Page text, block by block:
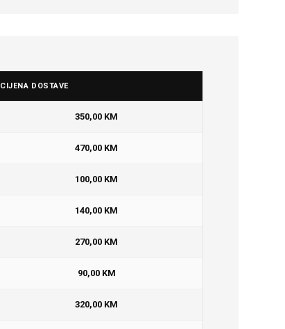
CIJENA DOSTAVE
350,00 KM
470,00 KM
100,00 KM
140,00 KM
270,00 KM
90,00 KM
320,00 KM